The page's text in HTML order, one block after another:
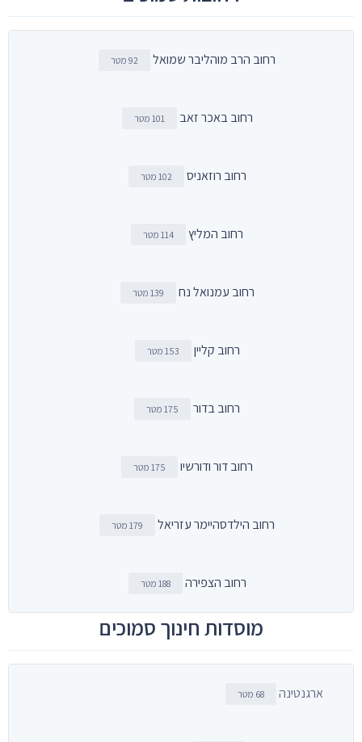
רחוב הרב מוהליבר שמואל 92 מטר
רחוב באכר זאב 101 מטר
רחוב רוזאניס 102 מטר
רחוב המליץ 114 מטר
רחוב עמנואל נח 139 מטר
רחוב קליין 153 מטר
רחוב בדור 175 מטר
רחוב דור ודורשיו 175 מטר
רחוב הילדסהיימר עזריאל 179 מטר
רחוב הצפירה 188 מטר
מוסדות חינוך סמוכים
ארגנטינה 68 מטר